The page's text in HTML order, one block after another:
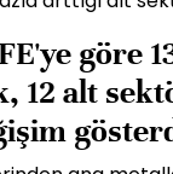
göre
12 alt